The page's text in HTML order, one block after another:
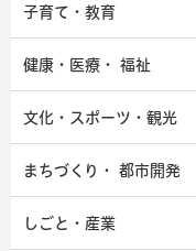
子育て・教育
健康・医療・ 福祉
文化・スポーツ・観光
まちづくり・ 都市開発
しごと・産業